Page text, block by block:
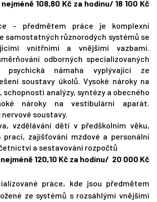
108,80 Kč za hodinu/ 18 100 Kč
– předmětem práce je komplexní
samostatných různorodých systémů se
vnitřními a vnějšími vazbami.
odborných specializovaných
psychická námaha vyplývající ze
soustavy úkolů. Vysoké nároky na
analýzy, syntézy a obecného
nároky na vestibulární aparát.
soustavy.
vzdělávání dětí v předškolním věku,
prací, zajišťování mzdové a personální
a sestavování rozpočtů
120,10 Kč za hodinu/ 20 000 Kč
práce, kde jsou předmětem
ze systémů s rozsáhlými vnějšími